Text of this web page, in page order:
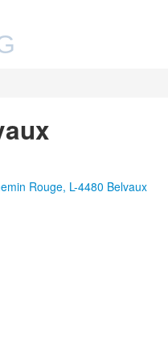
Rouge, L-4480 Belvaux